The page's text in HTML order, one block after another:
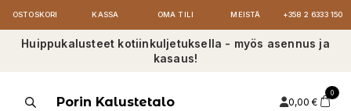
OSTOSKORI KASSA OMA TILI MEISTÄ +358 2 6333 150
Huippukalusteet kotiinkuljetuksella - myös asennus ja
kasaus!
ProductsPorin Kalustetalo 0,00 €
0